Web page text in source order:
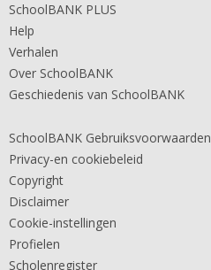
SchoolBANK PLUS
Help
Verhalen
Over SchoolBANK
Geschiedenis van SchoolBANK
SchoolBANK Gebruiksvoorwaarden
Privacy-en cookiebeleid
Copyright
Disclaimer
Cookie-instellingen
Profielen
Scholenregister